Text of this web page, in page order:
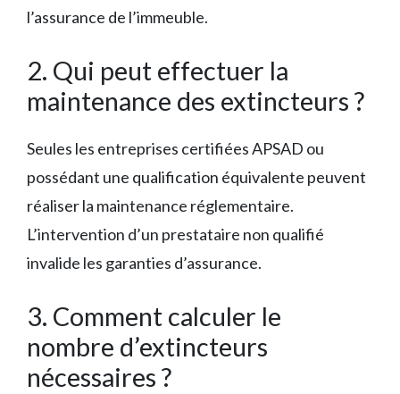
l’assurance de l’immeuble.
2. Qui peut effectuer la
maintenance des extincteurs ?
Seules les entreprises certifiées APSAD ou
possédant une qualification équivalente peuvent
réaliser la maintenance réglementaire.
L’intervention d’un prestataire non qualifié
invalide les garanties d’assurance.
3. Comment calculer le
nombre d’extincteurs
nécessaires ?